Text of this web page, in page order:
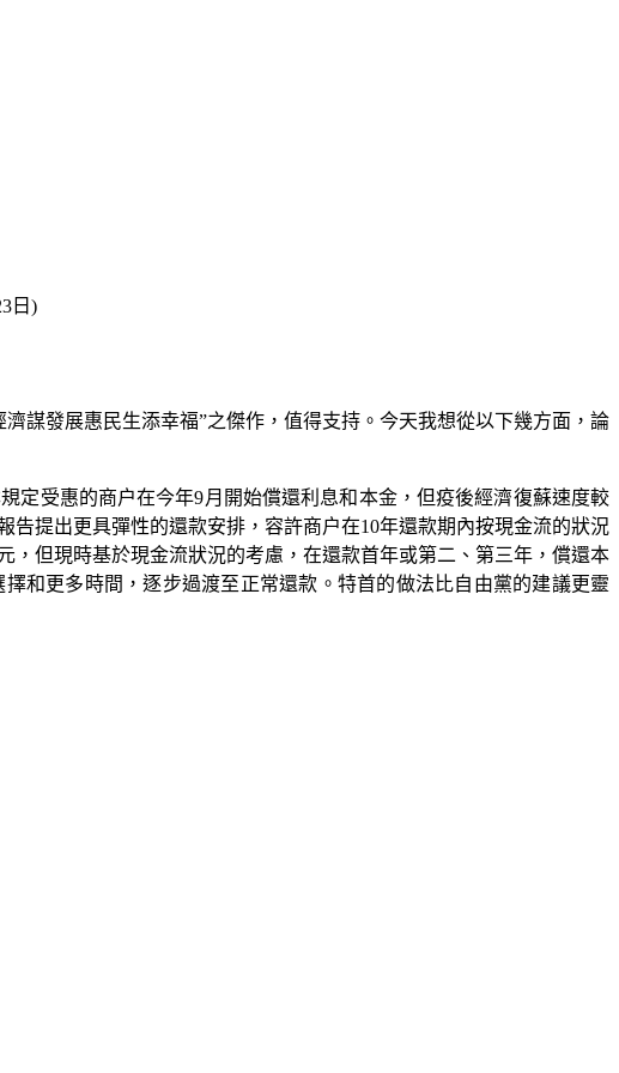
日)
謀發展惠民生添幸福”之傑作，值得支持。今天我想從以下幾方面，論
定受惠的商户在今年9月開始償還利息和本金，但疫後經濟復蘇速度較
提出更具彈性的還款安排，容許商户在10年還款期內按現金流的狀況
，但現時基於現金流狀況的考慮，在還款首年或第二、第三年，償還本
和更多時間，逐步過渡至正常還款。特首的做法比自由黨的建議更靈